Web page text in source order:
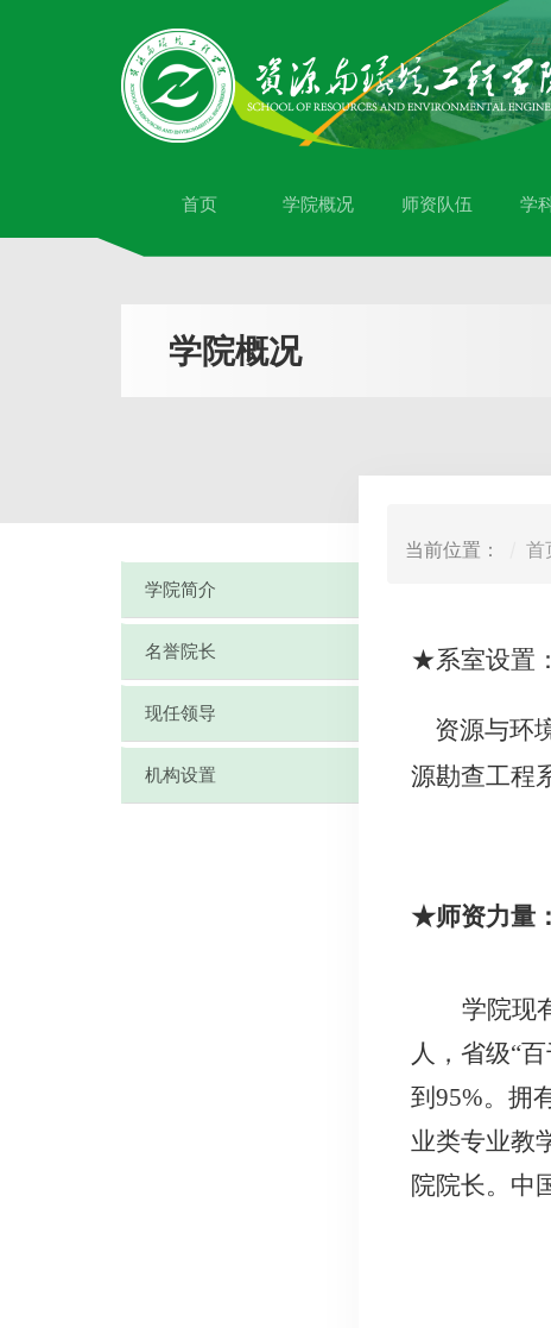
首页 学院概况 师资队伍 学
学院概况
学院简介
名誉院长
现任领导
机构设置
当前位置： 首
★系室设置：
资源与环
源勘查工程
★师资力量：
学院现
人，省级“
到95%。拥
业类专业教
院院长。中